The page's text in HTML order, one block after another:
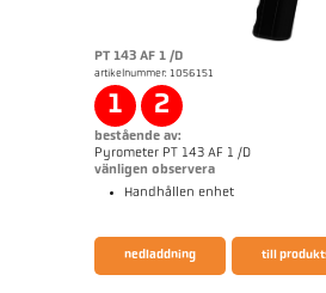
PT 143 AF 1 /D
artikelnummer: 1056151
1 2
bestående av:
Pyrometer PT 143 AF 1 /D
vänligen observera
Handhållen enhet
nedladdning till